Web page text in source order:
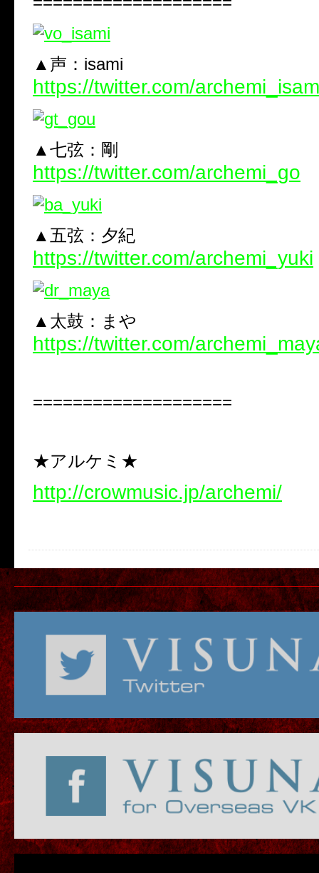
▲声：isami
https://twitter.com/
▲七弦：剛
https://twitter.com/archemi_go
▲五弦：夕紀
https://twitter.com/archemi_yuki
▲太鼓：まや
https://twitter.com/
====================
★アルケミ★
http://crowmusic.jp/archemi/